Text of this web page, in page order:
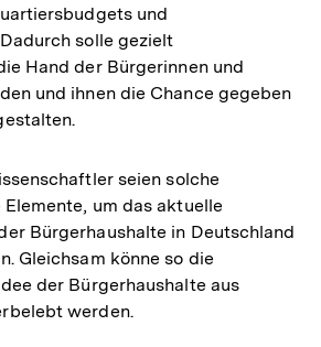
und
solle gezielt
Hand der Bürgerinnen und
und ihnen die Chance gegeben
seien solche
um das aktuelle
Bürgerhaushalte in Deutschland
Gleichsam könne so die
der Bürgerhaushalte aus
werden.